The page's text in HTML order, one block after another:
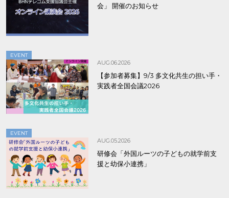
会」 開催のお知らせ
EVENT
AUG.06.2026
【参加者募集】9/3 多文化共生の担い手・
実践者全国会議2026
EVENT
AUG.05.2026
研修会「外国ルーツの子どもの就学前支
援と幼保小連携」